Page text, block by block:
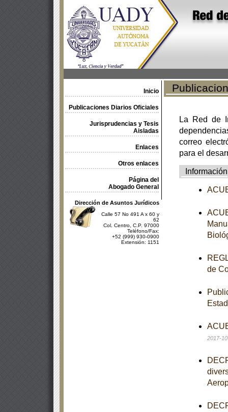
Inicio
Publicaciones Diarios Oficiales
Jurisprudencias y Tesis
Aisladas
Enlaces
Otros enlaces
Página del
Abogado General
Dirección de Asuntos Jurídicos
Calle 57 No 491 A x 60 y
62
Col. Centro, C.P. 97000
Teléfono/Fax:
+52 (999) 930-0900
Extensión: 1151
La Red de
correo
para el
Información
de
2017-